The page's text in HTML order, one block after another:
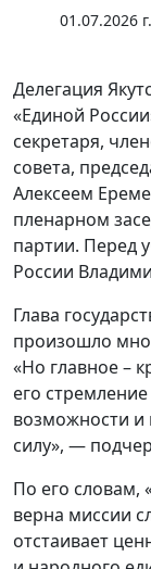
01.07.2026 г.
Делегация
«Единой
секретаря,
совета,
Алексеем
пленарном
партии. Перед
России
Глава
произошло
«Но главное –
его
возможности и
силу», —
По его словам,
верна миссии
отстаивает